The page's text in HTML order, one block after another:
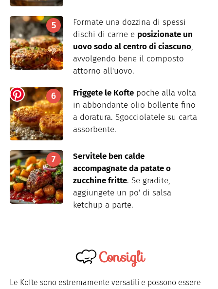
Formate una dozzina di spessi
dischi di carne e posizionate un
uovo sodo al centro di ciascuno,
avvolgendo bene il composto
attorno all'uovo.
Friggete le Kofte poche alla volta
in abbondante olio bollente fino
a doratura. Sgocciolatele su carta
assorbente.
Servitele ben calde
accompagnate da patate o
zucchine fritte. Se gradite,
aggiungete un po' di salsa
ketchup a parte.
Consigli
Le Kofte sono estremamente versatili e possono essere